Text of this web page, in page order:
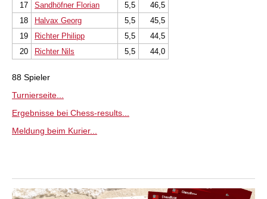
17
Sandhöfner Florian 5,5
46,5
18
Halvax Georg 5,5
45,5
19
Richter Philipp 5,5
44,5
20
Richter Nils 5,5 44,0
88 Spieler
Turnierseite...
Ergebnisse bei Chess-results...
Meldung beim Kurier...